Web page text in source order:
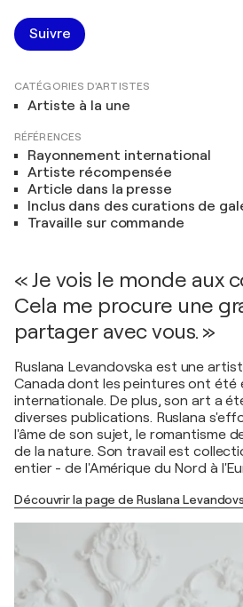
Suivre
CATÉGORIES D'ARTISTES
Artiste à la une
RÉFÉRENCES
Rayonnement international
Artiste récompensée
Article dans la presse
Inclus dans des curations de
Travaille sur commande
« Je vois le monde aux
Cela me procure une
partager avec vous. »
Ruslana Levandovska est une
Canada dont les peintures ont été
internationale. De plus, son art a
diverses publications. Ruslana
l'âme de son sujet, le romantisme
de la nature. Son travail est
entier - de l'Amérique du Nord à
Découvrir la page de Ruslana